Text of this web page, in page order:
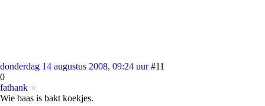
donderdag 14 augustus 2008, 09:24 uur #11
0
fathank
Wie baas is bakt koekjes.